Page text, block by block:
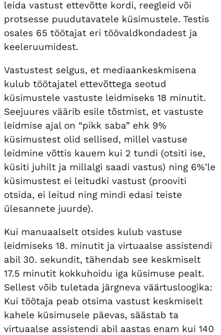
leida vastust ettevõtte kordi, reegleid või
protsesse puudutavatele küsimustele. Testis
osales 65 töötajat eri töövaldkondadest ja
keeleruumidest.
Vastustest selgus, et mediaankeskmisena
kulub töötajatel ettevõttega seotud
küsimustele vastuste leidmiseks 18 minutit.
Seejuures väärib esile tõstmist, et vastuste
leidmise ajal on “pikk saba” ehk 9%
küsimustest olid sellised, millel vastuse
leidmine võttis kauem kui 2 tundi (otsiti ise,
küsiti juhilt ja millalgi saadi vastus) ning 6%’le
küsimustest ei leitudki vastust (prooviti
otsida, ei leitud ning mindi edasi teiste
ülesannete juurde).
Kui manuaalselt otsides kulub vastuse
leidmiseks 18. minutit ja virtuaalse assistendi
abil 30. sekundit, tähendab see keskmiselt
17.5 minutit kokkuhoidu iga küsimuse pealt.
Sellest võib tuletada järgneva väärtusloogika:
Kui töötaja peab otsima vastust keskmiselt
kahele küsimusele päevas, säästab ta
virtuaalse assistendi abil aastas enam kui 140